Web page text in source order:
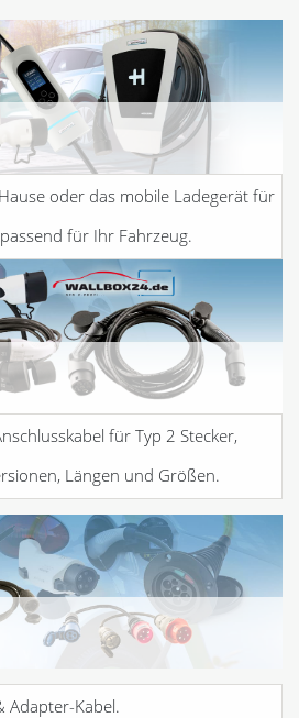
oder das mobile Ladegerät für
für Ihr Fahrzeug.
für Typ 2 Stecker,
Längen und Größen.
Adapter-Kabel.